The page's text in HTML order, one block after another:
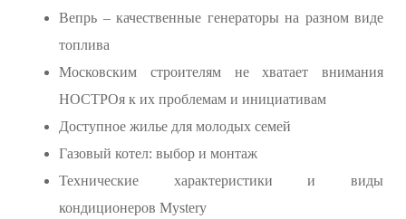
Вепрь – качественные генераторы на разном виде
топлива
Московским строителям не хватает внимания
НОСТРОя к их проблемам и инициативам
Доступное жилье для молодых семей
Газовый котел: выбор и монтаж
Технические характеристики и виды
кондиционеров Mystery